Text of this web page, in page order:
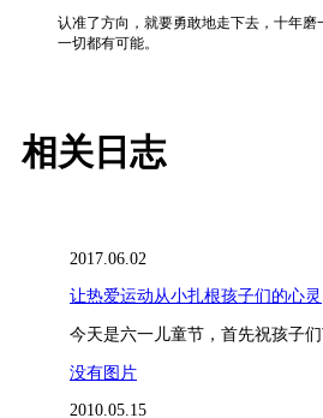
认准了方向，就要勇敢地走下去，十年磨
一切都有可能。
相关日志
2017.06.02
让热爱运动从小扎根孩子们的心灵
今天是六一儿童节，首先祝孩子
没有图片
2010.05.15